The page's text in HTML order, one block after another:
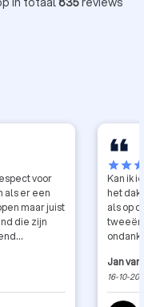
voor
als er een
maar juist
die zijn
Ben je
Beter en
starstar
Kan ik
het
als op
Mats
Jan
16-10-